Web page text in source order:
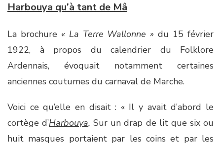
Harbouya qu’à tant de Mâ
La brochure « La Terre Wallonne » du 15 février
1922, à propos du calendrier du Folklore
Ardennais, évoquait notamment certaines
anciennes coutumes du carnaval de Marche.
Voici ce qu’elle en disait : « Il y avait d’abord le
cortège d’Harbouya. Sur un drap de lit que six ou
huit masques portaient par les coins et par les